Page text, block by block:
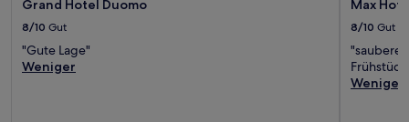
Grand Hotel Duomo
8/10 Gut
"Gute Lage"
Weniger
Max
8/10 Gut
Weniger